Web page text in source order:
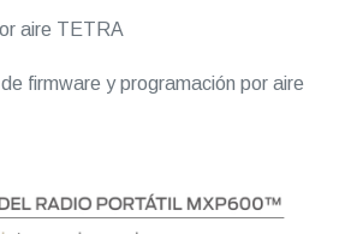
aire TETRA
firmware y programación por aire